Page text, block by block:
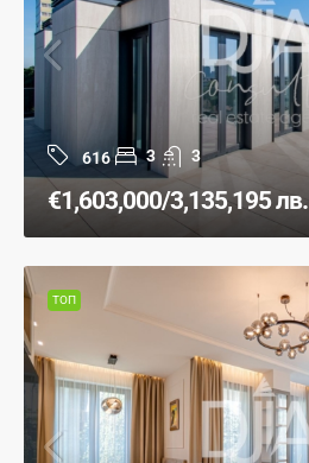
616 3 3
€1,603,000/3,135,195 лв.
ТОП